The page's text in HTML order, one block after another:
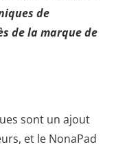
de
de la marque de
sont un ajout
et le NonaPad